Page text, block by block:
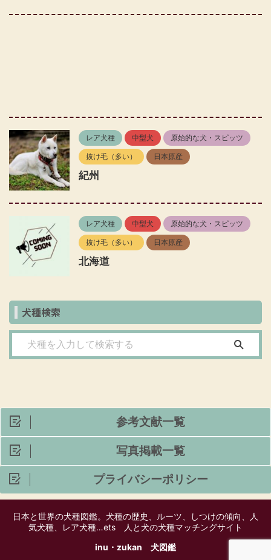
レア犬種 中型犬 原始的な犬・スピッツ
抜け毛（多い） 日本原産
紀州
レア犬種 中型犬 原始的な犬・スピッツ
抜け毛（多い） 日本原産
北海道
犬種検索
参考文献一覧
写真掲載一覧
プライバシーポリシー
日本と世界の犬種図鑑。犬種の歴史、ルーツ、しつけの傾向、人
気犬種、レア犬種…ets 人と犬の犬種マッチングサイト
inu・zukan 犬図鑑